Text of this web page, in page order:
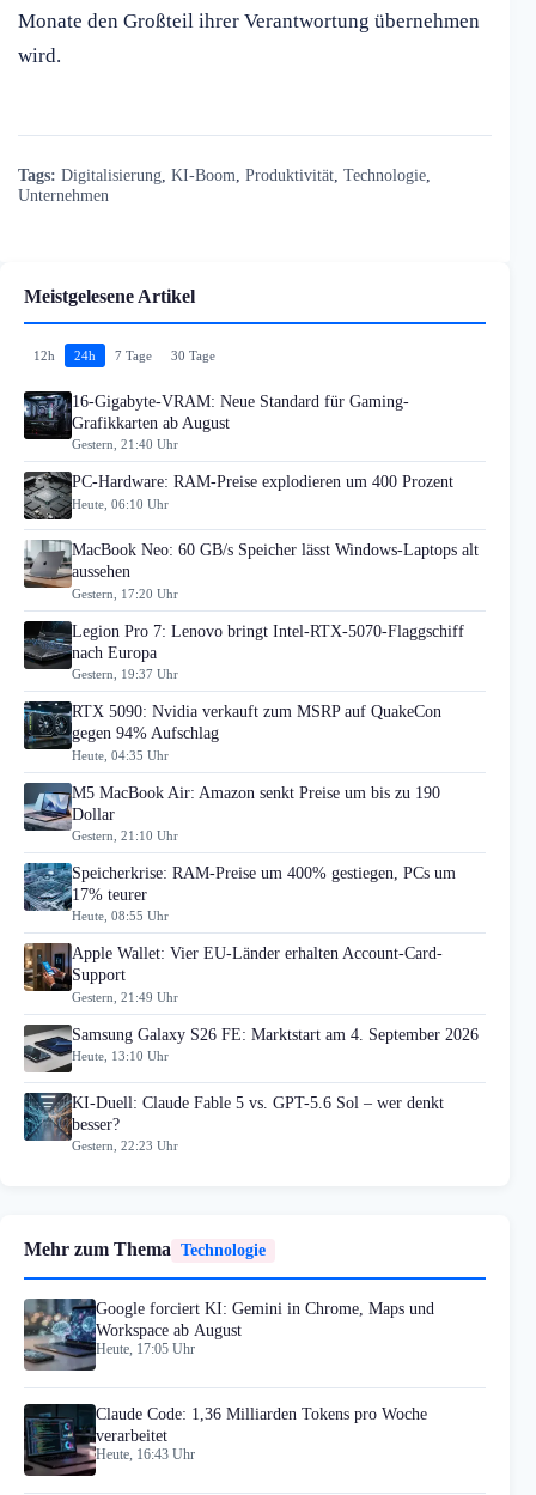
Monate den Großteil ihrer Verantwortung übernehmen
wird.
Tags: Digitalisierung KI-Boom Produktivität Technologie
Unternehmen
Meistgelesene Artikel
12h 24h 7 Tage 30 Tage
16-Gigabyte-VRAM: Neue Standard für Gaming-
Grafikkarten ab August
Gestern, 21:40 Uhr
PC-Hardware: RAM-Preise explodieren um 400 Prozent
Heute, 06:10 Uhr
MacBook Neo: 60 GB/s Speicher lässt Windows-Laptops alt
aussehen
Gestern, 17:20 Uhr
Legion Pro 7: Lenovo bringt Intel-RTX-5070-Flaggschiff
nach Europa
Gestern, 19:37 Uhr
RTX 5090: Nvidia verkauft zum MSRP auf QuakeCon
gegen 94% Aufschlag
Heute, 04:35 Uhr
M5 MacBook Air: Amazon senkt Preise um bis zu 190
Dollar
Gestern, 21:10 Uhr
Speicherkrise: RAM-Preise um 400% gestiegen, PCs um
17% teurer
Heute, 08:55 Uhr
Apple Wallet: Vier EU-Länder erhalten Account-Card-
Support
Gestern, 21:49 Uhr
Samsung Galaxy S26 FE: Marktstart am 4. September 2026
Heute, 13:10 Uhr
KI-Duell: Claude Fable 5 vs. GPT-5.6 Sol – wer denkt
besser?
Gestern, 22:23 Uhr
Mehr zum Thema Technologie
Google forciert KI: Gemini in Chrome, Maps und
Workspace ab August
Heute, 17:05 Uhr
Claude Code: 1,36 Milliarden Tokens pro Woche
verarbeitet
Heute, 16:43 Uhr